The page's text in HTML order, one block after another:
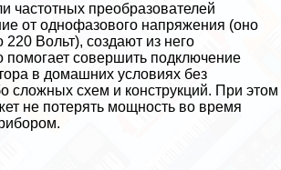
частотных преобразователей
от однофазового напряжения (оно
220 Вольт), создают из него
помогает совершить подключение
в домашних условиях без
сложных схем и конструкций. При этом
не потерять мощность во время